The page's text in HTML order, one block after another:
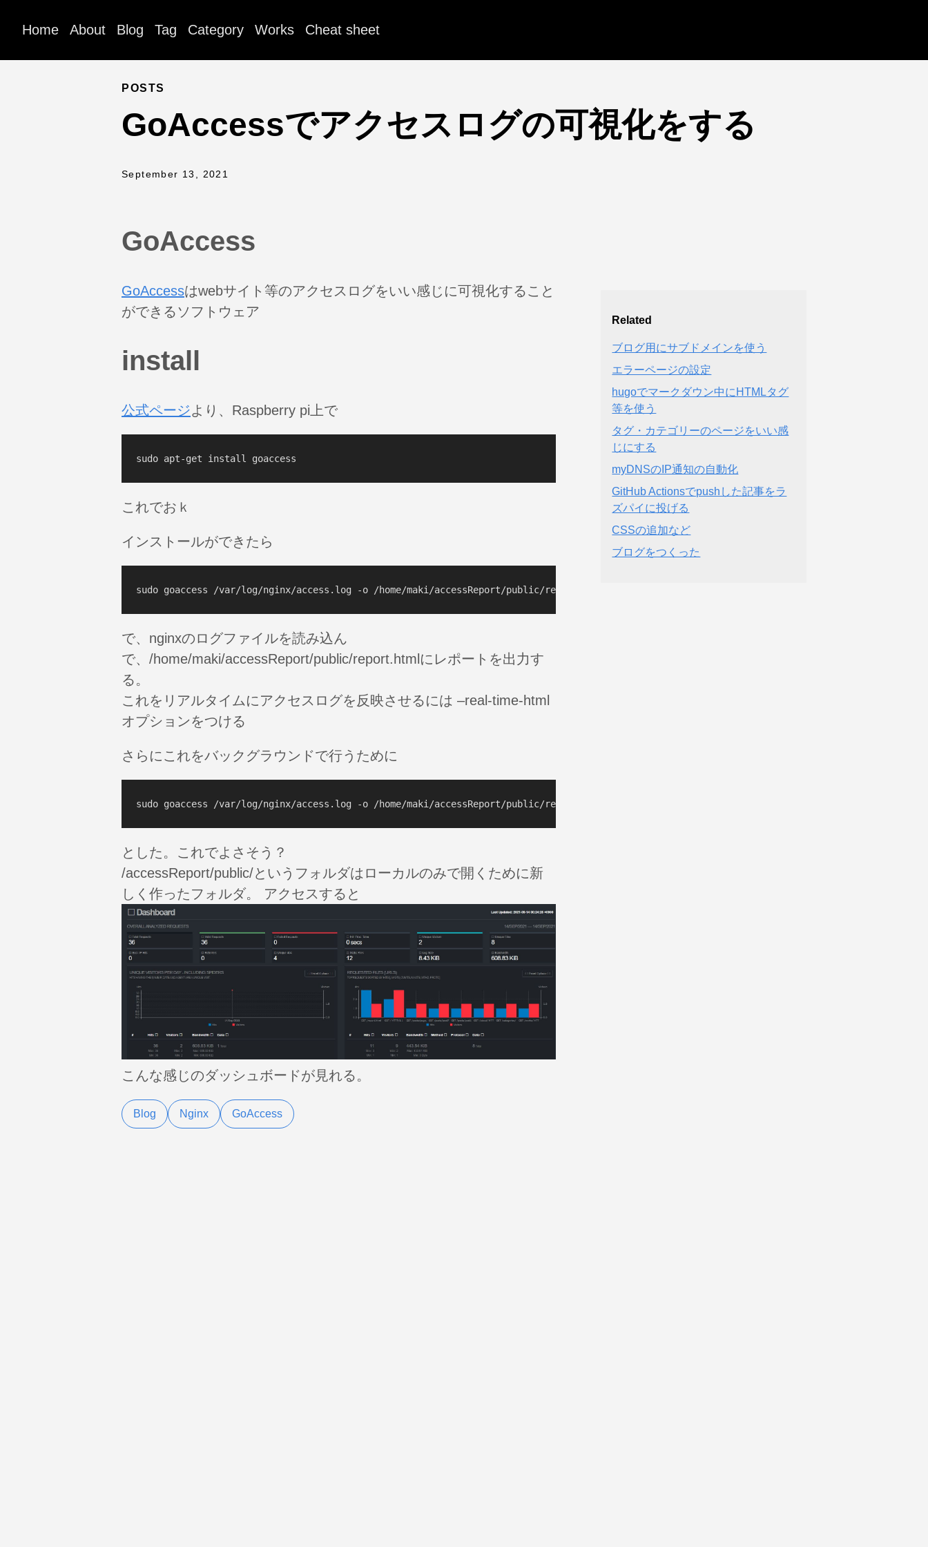
Home About Blog Tag Category Works Cheat sheet
POSTS
GoAccessでアクセスログの可視化をする
September 13, 2021
GoAccess
GoAccessはwebサイト等のアクセスログをいい感じに可視化すること
ができるソフトウェア
install
公式ページより、Raspberry pi上で
これでおｋ
インストールができたら
で、nginxのログファイルを読み込ん
で、/home/maki/accessReport/public/report.htmlにレポートを出力す
る。
これをリアルタイムにアクセスログを反映させるには –real-time-html
オプションをつける
さらにこれをバックグラウンドで行うために
とした。これでよさそう？
/accessReport/public/というフォルダはローカルのみで開くために新
しく作ったフォルダ。 アクセスすると
こんな感じのダッシュボードが見れる。
Blog Nginx GoAccess
Related
ブログ用にサブドメインを使う
エラーページの設定
hugoでマークダウン中にHTMLタグ
等を使う
タグ・カテゴリーのページをいい感
じにする
myDNSのIP通知の自動化
GitHub Actionsでpushした記事をラ
ズパイに投げる
CSSの追加など
ブログをつくった